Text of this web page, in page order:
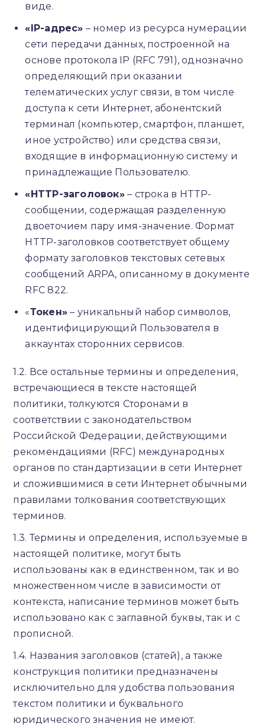
виде.
«IP-адрес» – номер из ресурса нумерации
сети передачи данных, построенной на
основе протокола IP (RFC 791), однозначно
определяющий при оказании
телематических услуг связи, в том числе
доступа к сети Интернет, абонентский
терминал (компьютер, смартфон, планшет,
иное устройство) или средства связи,
входящие в информационную систему и
принадлежащие Пользователю.
«HTTP-заголовок»– строка в HTTP-
сообщении, содержащая разделенную
двоеточием пару имя-значение. Формат
HTTP-заголовков соответствует общему
формату заголовков текстовых сетевых
сообщений ARPA, описанному в документе
RFC 822.
«Токен»– уникальный набор символов,
идентифицирующий Пользователя в
аккаунтах сторонних сервисов.
1.2. Все остальные термины и определения,
встречающиеся в тексте настоящей
политики, толкуются Сторонами в
соответствии с законодательством
Российской Федерации, действующими
рекомендациями (RFC) международных
органов по стандартизации в сети Интернет
и сложившимися в сети Интернет обычными
правилами толкования соответствующих
терминов.
1.3. Термины и определения, используемые в
настоящей политике, могут быть
использованы как в единственном, так и во
множественном числе в зависимости от
контекста, написание терминов может быть
использовано как с заглавной буквы, так и с
прописной.
1.4. Названия заголовков (статей), а также
конструкция политики предназначены
исключительно для удобства пользования
текстом политики и буквального
юридического значения не имеют.